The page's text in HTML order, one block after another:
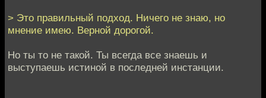
> Это правильный подход. Ничего не знаю, но
мнение имею. Верной дорогой.
Но ты то не такой. Ты всегда все знаешь и
выступаешь истиной в последней инстанции.